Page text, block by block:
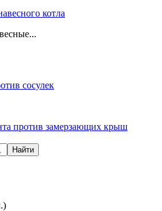
котла
сосулек
против замерзающих крыш